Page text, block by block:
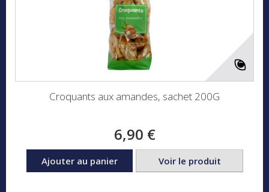
Croquants aux amandes, sachet 200G
6,90 €
Ajouter au panier Voir le produit